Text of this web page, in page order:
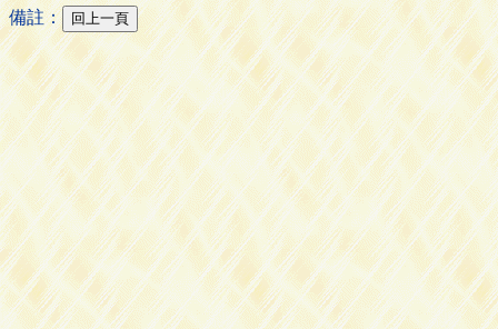
備註：